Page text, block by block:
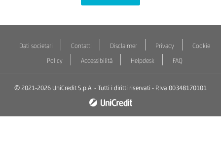
Dati societari Contatti Disclaimer Privacy
Cookie
Policy
Accessibilità Helpdesk FAQ
© 2021-2026 UniCredit S.p.A. - Tutti i diritti riservati - P.Iva 00348170101